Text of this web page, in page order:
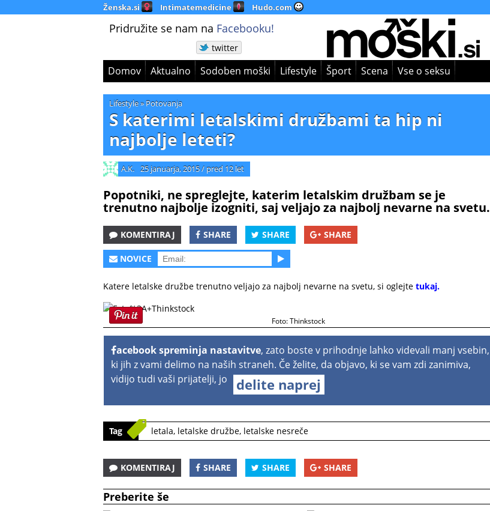
Ženska.si Intimatemedicine Hudo.com
Pridružite se nam na Facebooku!
twitter
Domov Aktualno Sodoben moški Lifestyle Šport Scena Vse o seksu
Lifestyle» Potovanja
S katerimi letalskimi družbami ta hip ni
najbolje leteti?
A.K. 25 januarja, 2015/ pred 12 let
Popotniki, ne spreglejte, katerim letalskim družbam se je
trenutno najbolje izogniti, saj veljajo za najbolj nevarne na svetu.
KOMENTIRAJ SHARE SHARE SHARE
NOVICE
Katere letalske družbe trenutno veljajo za najbolj nevarne na svetu, si oglejte tukaj.
Foto: Thinkstock
acebook spreminja nastavitve, zato boste v prihodnje lahko videvali manj vsebin,
ki jih z vami delimo na naših straneh. Če želite, da objavo, ki se vam zdi zanimiva,
vidijo tudi vaši prijatelji, jo
delite naprej
Tag letala, letalske družbe, letalske nesreče
KOMENTIRAJ SHARE SHARE SHARE
Preberite še